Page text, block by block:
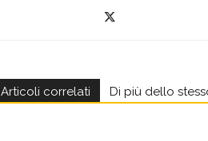
Articoli correlati Di più dello